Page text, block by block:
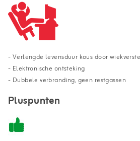
- Verlengde levensduur kous door
- Elektronische ontsteking
- Dubbele verbranding, geen restgassen
Pluspunten